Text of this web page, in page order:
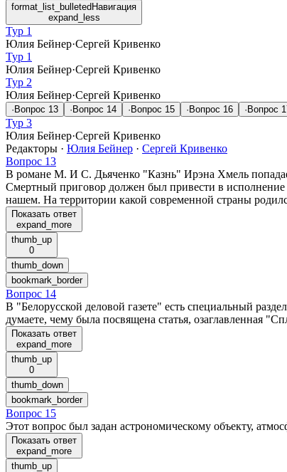
format_list_bulleted Навигация
expand_less
Тур 1
Юлия Бейнер·Сергей Кривенко
Тур 1
Юлия Бейнер·Сергей Кривенко
Тур 2
Юлия Бейнер·Сергей Кривенко
· Вопрос 13 · Вопрос 14 · Вопрос 15 · Вопрос 16 · Вопрос
Тур 3
Юлия Бейнер·Сергей Кривенко
Редакторы · Юлия Бейнер · Сергей Кривенко
Вопрос 13
В романе М. И С. Дьяченко "Казнь" Ирэна Хмель
Смертный приговор должен был привести в
нашем. На территории какой современной страны
Показать ответ
expand_more
thumb_up
0
thumb_down
bookmark_border
Вопрос 14
В "Белорусской деловой газете" есть специальный
думаете, чему была посвящена статья, озаглавленная
Показать ответ
expand_more
thumb_up
0
thumb_down
bookmark_border
Вопрос 15
Этот вопрос был задан астрономическому объекту,
Показать ответ
expand_more
thumb_up